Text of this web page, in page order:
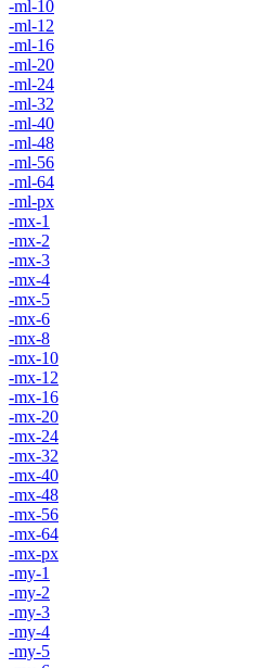
-ml-10
-ml-12
-ml-16
-ml-20
-ml-24
-ml-32
-ml-40
-ml-48
-ml-56
-ml-64
-ml-px
-mx-1
-mx-2
-mx-3
-mx-4
-mx-5
-mx-6
-mx-8
-mx-10
-mx-12
-mx-16
-mx-20
-mx-24
-mx-32
-mx-40
-mx-48
-mx-56
-mx-64
-mx-px
-my-1
-my-2
-my-3
-my-4
-my-5